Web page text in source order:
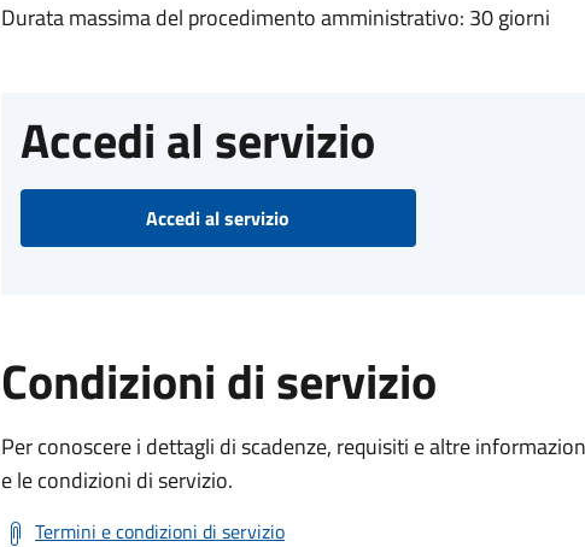
Durata massima del procedimento amministrativo: 30 giorni
Accedi al servizio
Accedi al servizio
Condizioni di servizio
Per conoscere i dettagli di scadenze, requisiti e altre
e le condizioni di servizio.
Termini e condizioni di servizio